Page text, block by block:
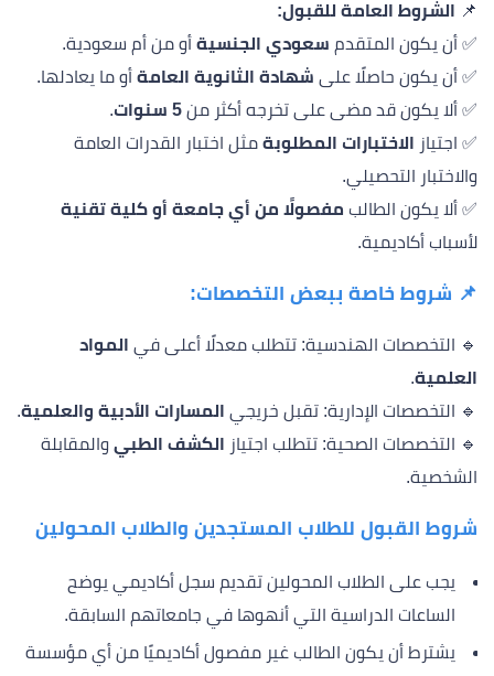
📌 الشروط العامة للقبول:
✅ أن يكون المتقدم سعودي الجنسية أو من أم سعودية.
✅ أن يكون حاصلًا على شهادة الثانوية العامة أو ما يعادلها.
✅ ألا يكون قد مضى على تخرجه أكثر من 5 سنوات
.
✅ اجتياز الاختبارات المطلوبة مثل اختبار القدرات العامة
والاختبار التحصيلي.
✅ ألا يكون الطالب مفصولًا من أي جامعة أو كلية تقنية
لأسباب أكاديمية.
📌 شروط خاصة ببعض التخصصات:
🔹 التخصصات الهندسية: تتطلب معدلًا أعلى في المواد
العلمية.
🔹 التخصصات الإدارية: تقبل خريجي المسارات الأدبية والعلمية.
🔹 التخصصات الصحية: تتطلب اجتياز الكشف الطبي والمقابلة
الشخصية.
شروط القبول للطلاب المستجدين والطلاب المحولين
يجب على الطلاب المحولين تقديم سجل أكاديمي يوضح
الساعات الدراسية التي أنهوها في جامعاتهم السابقة.
يشترط أن يكون الطالب غير مفصول أكاديميًا من أي مؤسسة